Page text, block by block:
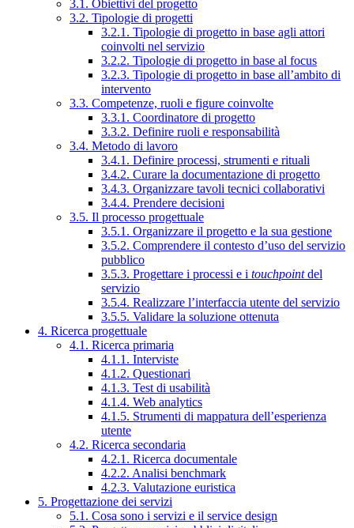
3.1. Obiettivi del progetto
3.2. Tipologie di progetti
3.2.1. Tipologie di progetto in base agli attori
coinvolti nel servizio
3.2.2. Tipologie di progetto in base al focus
3.2.3. Tipologie di progetto in base all’ambito di
intervento
3.3. Competenze, ruoli e figure coinvolte
3.3.1. Coordinatore di progetto
3.3.2. Definire ruoli e responsabilità
3.4. Metodo di lavoro
3.4.1. Definire processi, strumenti e rituali
3.4.2. Curare la documentazione di progetto
3.4.3. Organizzare tavoli tecnici collaborativi
3.4.4. Prendere decisioni
3.5. Il processo progettuale
3.5.1. Organizzare il progetto e la sua gestione
3.5.2. Comprendere il contesto d’uso del servizio
pubblico
3.5.3. Progettare i processi e i touchpointdel
servizio
3.5.4. Realizzare l’interfaccia utente del servizio
3.5.5. Validare la soluzione ottenuta
4. Ricerca progettuale
4.1. Ricerca primaria
4.1.1. Interviste
4.1.2. Questionari
4.1.3. Test di usabilità
4.1.4. Web analytics
4.1.5. Strumenti di mappatura dell’esperienza
utente
4.2. Ricerca secondaria
4.2.1. Ricerca documentale
4.2.2. Analisi benchmark
4.2.3. Valutazione euristica
5. Progettazione dei servizi
5.1. Cosa sono i servizi e il service design